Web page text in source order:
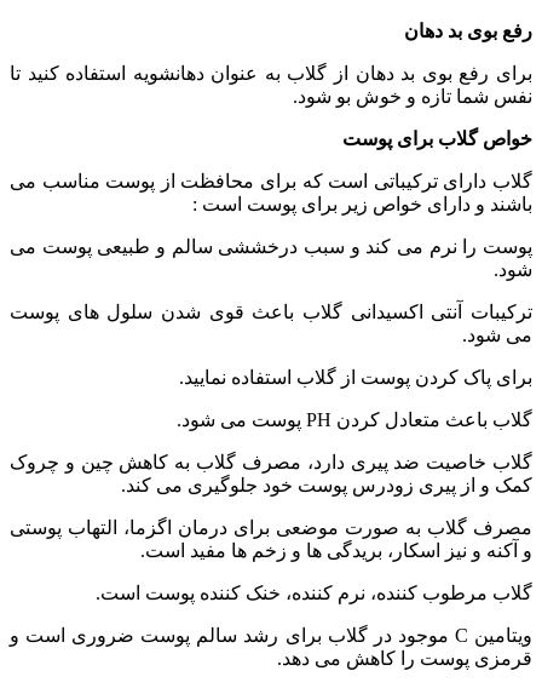
رفع بوی بد دهان
برای رفع بوی بد دهان از گلاب به عنوان دهانشویه استفاده کنید تا
نفس شما تازه و خوش بو شود.
خواص گلاب برای پوست
گلاب دارای ترکیباتی است که برای محافظت از پوست مناسب می
باشند و دارای خواص زیر برای پوست است :
پوست را نرم می کند و سبب درخششی سالم و طبیعی پوست می
شود.
ترکیبات آنتی اکسیدانی گلاب باعث قوی شدن سلول های پوست
می شود.
برای پاک کردن پوست از گلاب استفاده نمایید.
گلاب باعث متعادل کردن PH پوست می شود.
گلاب خاصیت ضد پیری دارد، مصرف گلاب به کاهش چین و چروک
کمک و از پیری زودرس پوست خود جلوگیری می کند.
مصرف گلاب به صورت موضعی برای درمان اگزما، التهاب پوستی
و آکنه و نیز اسکار، بریدگی ها و زخم ها مفید است.
گلاب مرطوب کننده، نرم کننده، خنک کننده پوست است.
ویتامین C موجود در گلاب برای رشد سالم پوست ضروری است و
قرمزی پوست را کاهش می دهد.